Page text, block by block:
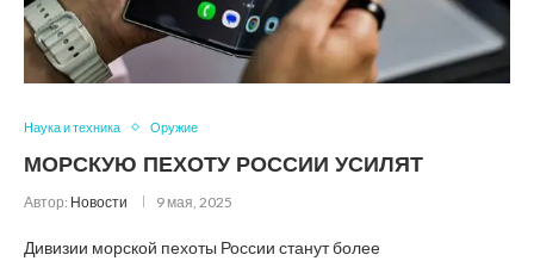
Наука и техника Оружие
МОРСКУЮ ПЕХОТУ РОССИИ УСИЛЯТ
Автор: Новости 9 мая, 2025
Дивизии морской пехоты России станут более